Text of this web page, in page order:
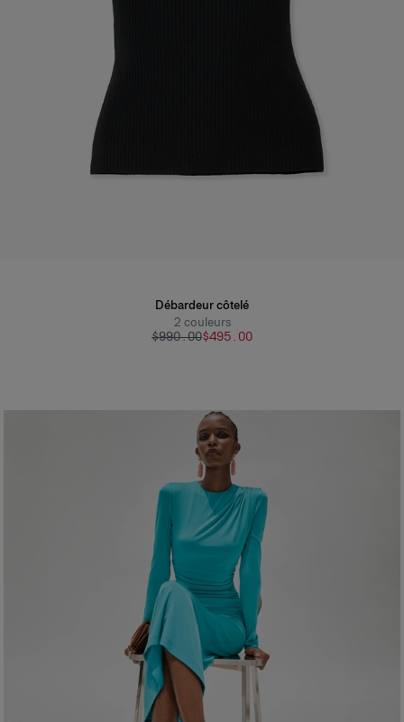
Débardeur côtelé
2 couleurs
$990.00$495.00